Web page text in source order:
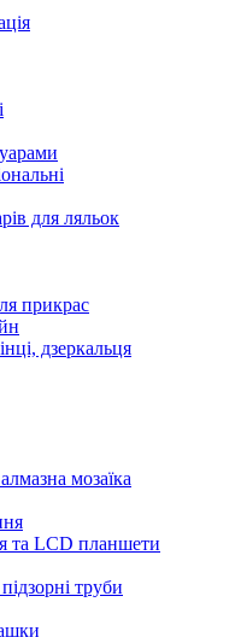
для ляльок
прикрас
дзеркальця
мозаїка
та LCD планшети
труби